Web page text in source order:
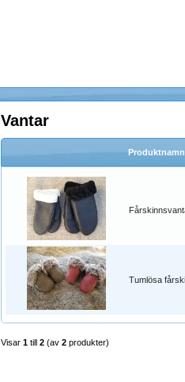
Vantar
Tumlösa
Visar 1 till 2 (av 2 produkter)